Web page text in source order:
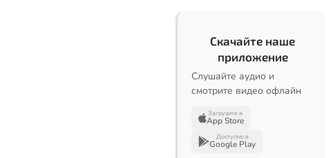
Скачайте наше
приложение
Слушайте аудио и
смотрите видео офлайн
Загрузите в
App Store
Доступно в
Google Play